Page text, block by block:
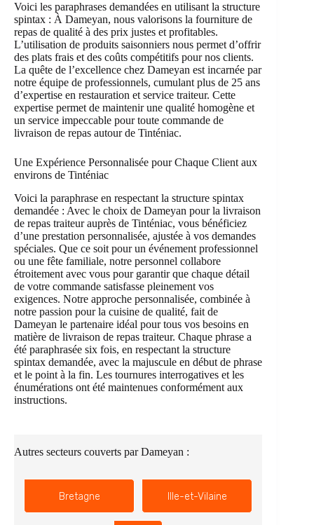
Voici les paraphrases demandées en utilisant la structure
spintax : À Dameyan, nous valorisons la fourniture de
repas de qualité à des prix justes et profitables.
L’utilisation de produits saisonniers nous permet d’offrir
des plats frais et des coûts compétitifs pour nos clients.
La quête de l’excellence chez Dameyan est incarnée par
notre équipe de professionnels, cumulant plus de 25 ans
d’expertise en restauration et service traiteur. Cette
expertise permet de maintenir une qualité homogène et
un service impeccable pour toute commande de
livraison de repas autour de Tinténiac.
Une Expérience Personnalisée pour Chaque Client aux
environs de Tinténiac
Voici la paraphrase en respectant la structure spintax
demandée : Avec le choix de Dameyan pour la livraison
de repas traiteur auprès de Tinténiac, vous bénéficiez
d’une prestation personnalisée, ajustée à vos demandes
spéciales. Que ce soit pour un événement professionnel
ou une fête familiale, notre personnel collabore
étroitement avec vous pour garantir que chaque détail
de votre commande satisfasse pleinement vos
exigences. Notre approche personnalisée, combinée à
notre passion pour la cuisine de qualité, fait de
Dameyan le partenaire idéal pour tous vos besoins en
matière de livraison de repas traiteur. Chaque phrase a
été paraphrasée six fois, en respectant la structure
spintax demandée, avec la majuscule en début de phrase
et le point à la fin. Les tournures interrogatives et les
énumérations ont été maintenues conformément aux
instructions.
Autres secteurs couverts par Dameyan :
Bretagne Ille-et-Vilaine